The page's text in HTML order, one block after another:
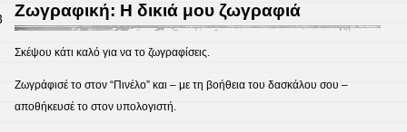
Ζωγραφική: Η δικιά μου ζωγραφιά
Σκέψου κάτι καλό για να το ζωγραφίσεις.
Ζωγράφισέ το στον “Πινέλο” και – με τη βοήθεια του δασκάλου σου –
αποθήκευσέ το στον υπολογιστή.